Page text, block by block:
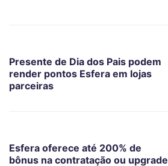
Presente de Dia dos Pais podem
render pontos Esfera em lojas
parceiras
Esfera oferece até 200% de
bônus na contratação ou upgrade